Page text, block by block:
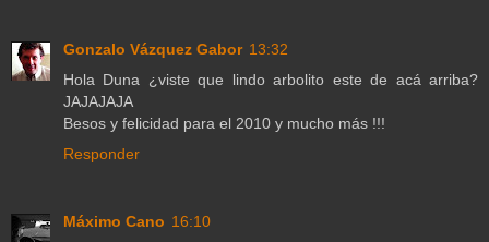
Gonzalo Vázquez Gabor 13:32
Hola Duna ¿viste que lindo arbolito este de acá arriba?
JAJAJAJA
Besos y felicidad para el 2010 y mucho más !!!
Responder
Máximo Cano 16:10